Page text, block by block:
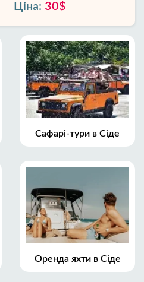
Ціна: 30$
Сафарі-тури в Сіде
Оренда яхти в Сіде